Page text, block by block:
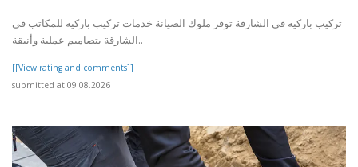
تركيب باركيه في الشارقة توفر ملوك الصيانة خدمات تركيب باركيه للمكاتب في
الشارقة بتصاميم عملية وأنيقة..
[[View rating and comments]]
submitted at 09.08.2026